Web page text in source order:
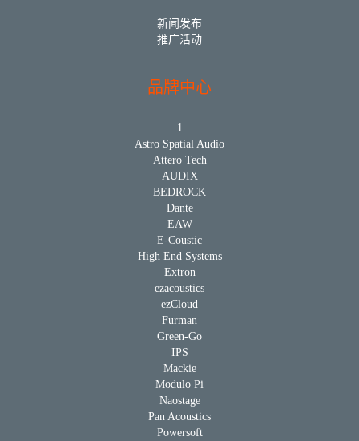
新闻发布
推广活动
品牌中心
1
Astro Spatial Audio
Attero Tech
AUDIX
BEDROCK
Dante
EAW
E-Coustic
High End Systems
Extron
ezacoustics
ezCloud
Furman
Green-Go
IPS
Mackie
Modulo Pi
Naostage
Pan Acoustics
Powersoft